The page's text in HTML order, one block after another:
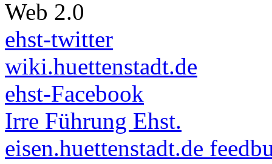
Web 2.0
ehst-twitter
wiki.huettenstadt.de
ehst-Facebook
Irre Führung Ehst.
eisen.huettenstadt.de